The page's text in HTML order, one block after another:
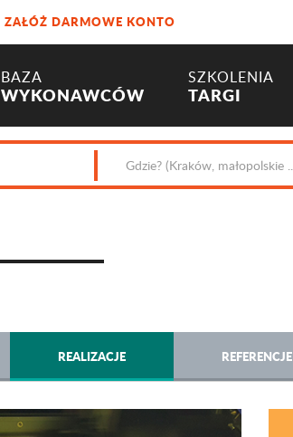
ZAŁÓŻ DARMOWE KONTO
BAZA
WYKONAWCÓW
SZKOLENIA
TARGI
REALIZACJE REFERENCJE